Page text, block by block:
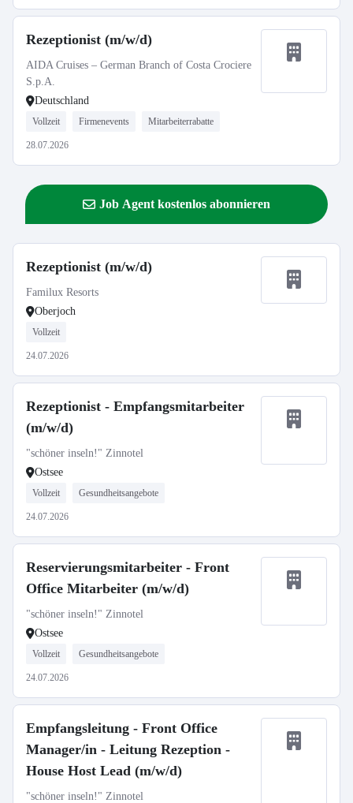
Rezeptionist (m/w/d)
AIDA Cruises – German Branch of Costa Crociere
S.p.A.
Deutschland
Vollzeit Firmenevents Mitarbeiterrabatte
28.07.2026
Job Agent kostenlos abonnieren
Rezeptionist (m/w/d)
Familux Resorts
Oberjoch
Vollzeit
24.07.2026
Rezeptionist - Empfangsmitarbeiter
(m/w/d)
"schöner inseln!" Zinnotel
Ostsee
Vollzeit Gesundheitsangebote
24.07.2026
Reservierungsmitarbeiter - Front
Office Mitarbeiter (m/w/d)
"schöner inseln!" Zinnotel
Ostsee
Vollzeit Gesundheitsangebote
24.07.2026
Empfangsleitung - Front Office
Manager/in - Leitung Rezeption -
House Host Lead (m/w/d)
"schöner inseln!" Zinnotel